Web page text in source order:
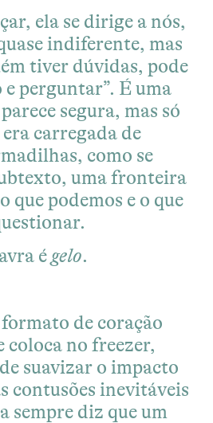
ela se dirige a nós,
indiferente, mas
tiver dúvidas, pode
perguntar”. É uma
segura, mas só
carregada de
como se
uma fronteira
que podemos e o que
égelo.
de coração
coloca no freezer,
suavizar o impacto
contusões inevitáveis
sempre diz que um